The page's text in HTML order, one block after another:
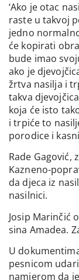
‘Ako je otac
raste u takvoj
jedno
će kopirati
bude imao
ako je
žrtva nasilja i
takva
koja će isto
i trpiće to
porodice i
Rade Gagović,
Kazneno-
da djeca iz
nasilnici.
Josip Marinčić
sina Amadea.
U
pesnicom
namjerom da